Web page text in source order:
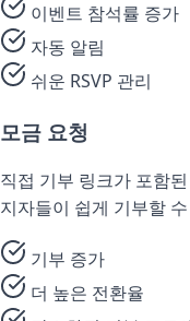
이벤트 참석률 증가
자동 알림
쉬운 RSVP 관리
모금 요청
직접 기부 링크가 포함
지자들이 쉽게 기부할
기부 증가
더 높은 전환율